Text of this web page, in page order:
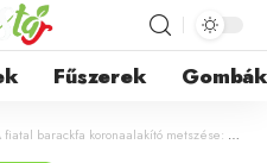
Fűszerek Gombák
barackfa koronaalakító metszése: Az első évek legfontosabb teendői